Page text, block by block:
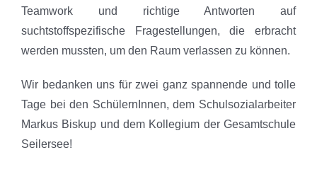
Teamwork und richtige Antworten auf
suchtstoffspezifische Fragestellungen, die erbracht
werden mussten, um den Raum verlassen zu können.
Wir bedanken uns für zwei ganz spannende und tolle
Tage bei den SchülernInnen, dem Schulsozialarbeiter
Markus Biskup und dem Kollegium der Gesamtschule
Seilersee!